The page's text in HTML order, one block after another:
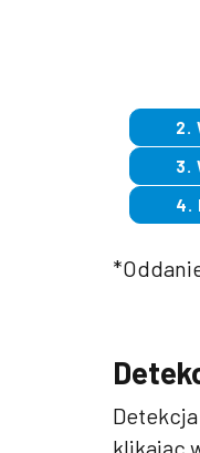
2.
3.
4.